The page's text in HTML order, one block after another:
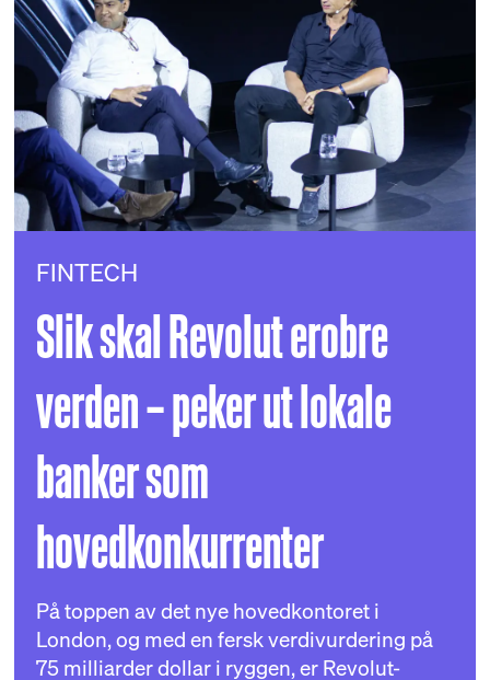
FINTECH
Slik skal Revolut erobre
verden – peker ut lokale
banker som
hovedkonkurrenter
På toppen av det nye hovedkontoret i
London, og med en fersk verdivurdering på
75 milliarder dollar i ryggen, er Revolut-